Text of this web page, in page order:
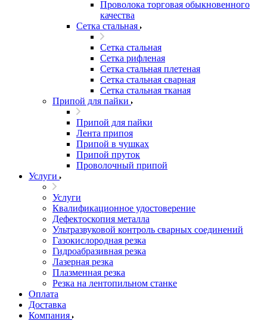
Проволока торговая обыкновенного
качества
Сетка стальная
Сетка стальная
Сетка рифленая
Сетка стальная плетеная
Сетка стальная сварная
Сетка стальная тканая
Припой для пайки
Припой для пайки
Лента припоя
Припой в чушках
Припой пруток
Проволочный припой
Услуги
Услуги
Квалификационное удостоверение
Дефектоскопия металла
Ультразвуковой контроль сварных соединений
Газокислородная резка
Гидроабразивная резка
Лазерная резка
Плазменная резка
Резка на лентопильном станке
Оплата
Доставка
Компания